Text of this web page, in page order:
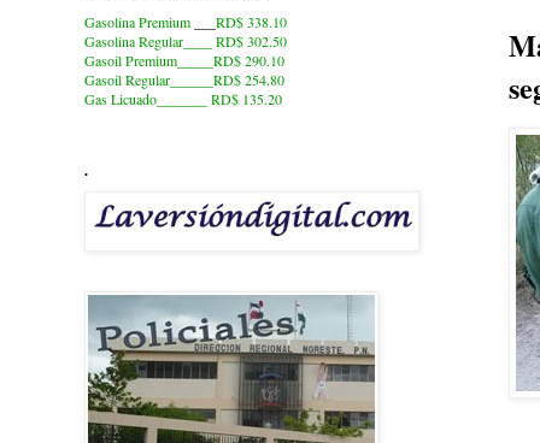
Gasolina Premium
RD$ 338.10
Gasolina Regular____ RD$ 302.50
Gasoil Premium_____RD$ 290.10
Gasoil Regular______RD$ 254.80
Gas Licuado_______
RD$ 135.20
.